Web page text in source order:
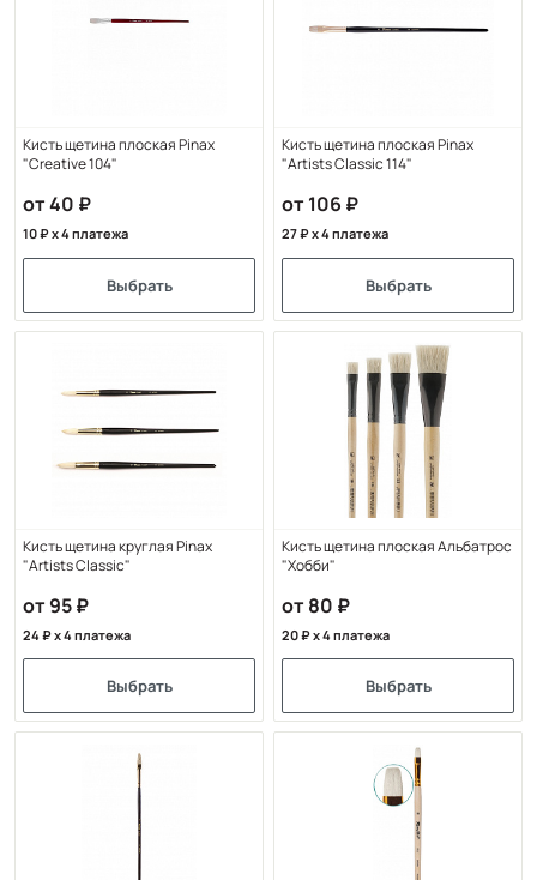
Кисть щетина плоская Pinax
"Creative 104"
от 40
10 x 4 платежа
Выбрать
Кисть щетина плоская Pinax
"Artists Classic 114"
от 106
27 x 4 платежа
Выбрать
Кисть щетина круглая Pinax
"Artists Classic"
от 95
24 x 4 платежа
Выбрать
Кисть щетина плоская Альбатрос
"Хобби"
от 80
20 x 4 платежа
Выбрать